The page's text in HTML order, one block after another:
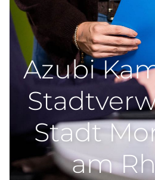
Azubi
Stadt
am